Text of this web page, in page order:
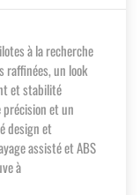
à la recherche
raffinées, un look
et stabilité
et un
design et
assisté et ABS
à